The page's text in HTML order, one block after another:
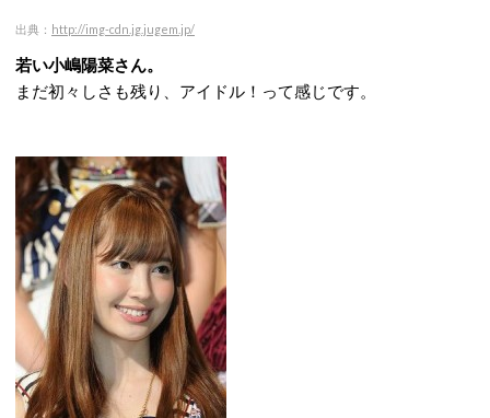
出典： http://img-cdn.jg.jugem.jp/
若い小嶋陽菜さん。
まだ初々しさも残り、アイドル！って感じです。